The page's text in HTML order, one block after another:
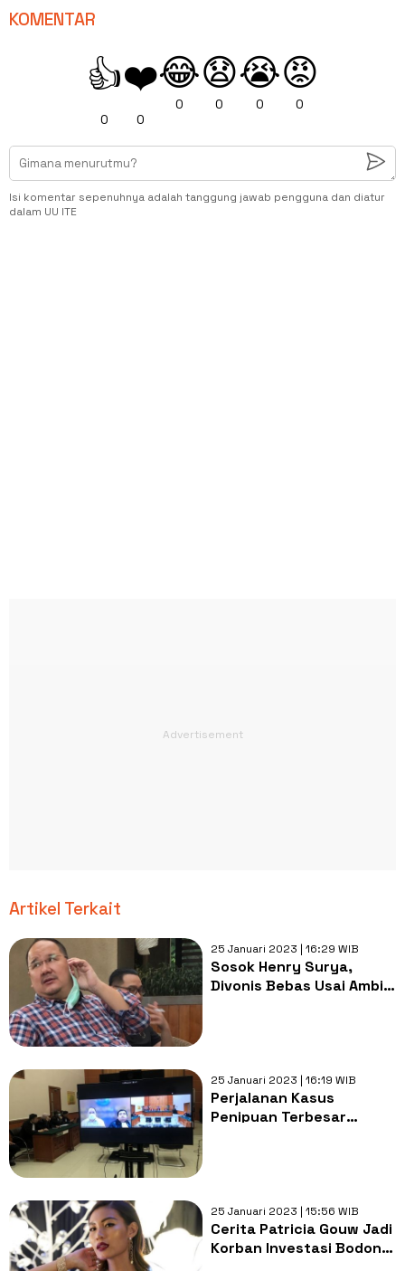
KOMENTAR
👍
0
❤️
0
😂
0
😧
0
😭
0
😡
0
Isi komentar sepenuhnya adalah tanggung jawab pengguna dan diatur
dalam UU ITE
Artikel Terkait
25 Januari 2023 | 16:29 WIB
Sosok Henry Surya,
Divonis Bebas Usai Ambil
25 Januari 2023 | 16:19 WIB
Perjalanan Kasus
Penipuan Terbesar
25 Januari 2023 | 15:56 WIB
Cerita Patricia Gouw Jadi
Korban Investasi Bodong